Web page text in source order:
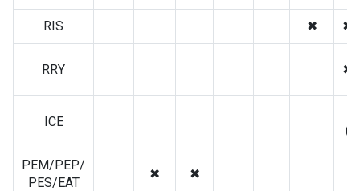
RIS ✖
RRY
ICE
(2)
PEM/PEP/
PES/EAT
✖ ✖